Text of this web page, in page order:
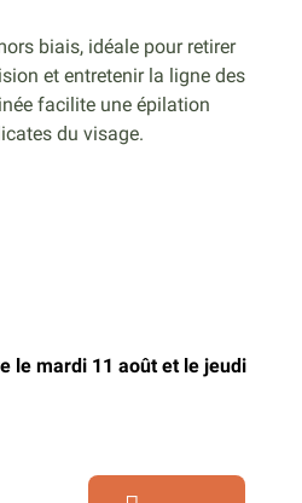
biais, idéale pour retirer
et entretenir la ligne des
facilite une épilation
du visage.
le mardi 11 août et le jeudi